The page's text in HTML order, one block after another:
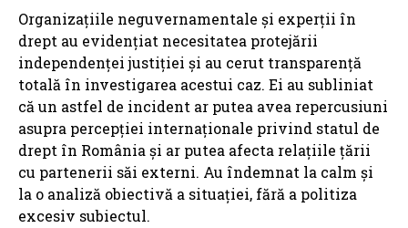
Organizațiile neguvernamentale și experții în
drept au evidențiat necesitatea protejării
independenței justiției și au cerut transparență
totală în investigarea acestui caz. Ei au subliniat
că un astfel de incident ar putea avea repercusiuni
asupra percepției internaționale privind statul de
drept în România și ar putea afecta relațiile țării
cu partenerii săi externi. Au îndemnat la calm și
la o analiză obiectivă a situației, fără a politiza
excesiv subiectul.